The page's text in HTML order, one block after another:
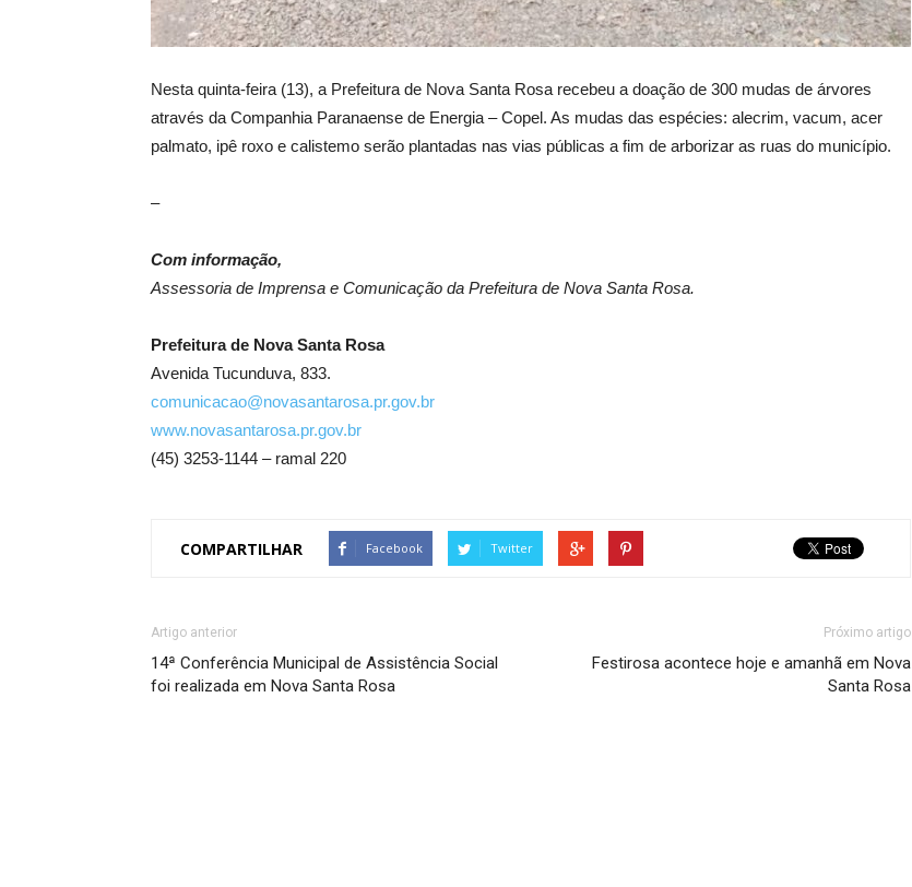
Nesta quinta-feira (13), a Prefeitura de Nova Santa Rosa recebeu a doação de 300 mudas de árvores
através da Companhia Paranaense de Energia – Copel. As mudas das espécies: alecrim, vacum, acer
palmato, ipê roxo e calistemo serão plantadas nas vias públicas a fim de arborizar as ruas do município.
–
Com informação,
Assessoria de Imprensa e Comunicação da Prefeitura de Nova Santa Rosa.
Prefeitura de Nova Santa Rosa
Avenida Tucunduva, 833.
comunicacao@novasantarosa.pr.gov.br
www.novasantarosa.pr.gov.br
(45) 3253-1144 – ramal 220
COMPARTILHAR Facebook Twitter
Artigo anterior
14ª Conferência Municipal de Assistência Social
foi realizada em Nova Santa Rosa
Próximo artigo
Festirosa acontece hoje e amanhã em Nova
Santa Rosa